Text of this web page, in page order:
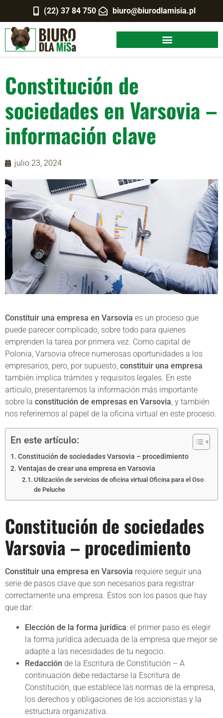
(22) 37 84 750 biuro@biurodlamisia.pl
Constitución de
sociedades en Varsovia –
información clave
julio 23, 2024
Constituir una empresa en Varsovia es un proceso que
puede parecer complicado, sobre todo para quienes
emprenden la tarea por primera vez. Como capital de
Polonia, Varsovia ofrece numerosas oportunidades a los
empresarios, pero, por supuesto, constituir una empresa
también implica trámites y requisitos legales. En este
artículo, presentaremos la información más importante
sobre la constitución de empresas en Varsovia , y también
nos referiremos al papel de la oficina virtual en este proceso.
En este artículo:
Constitución de sociedades Varsovia – procedimiento
Ventajas de crear una empresa en Varsovia
Utilización de servicios de oficina virtual Oficina para el Oso
de Peluche
Constitución de sociedades
Varsovia – procedimiento
Constituir una empresa en Varsovia requiere seguir una
serie de pasos clave que son necesarios para registrar
correctamente una empresa. Éstos son los pasos que hay
que dar:
Elección de la forma jurídica: el primer paso es elegir
la forma jurídica adecuada de la empresa que mejor se
adapte a las necesidades de tu negocio.
Redacción de la Escritura de Constitución – A
continuación debe redactarse la Escritura de
Constitución, que establece las normas de la empresa,
los derechos y obligaciones de los accionistas y la
estructura organizativa.